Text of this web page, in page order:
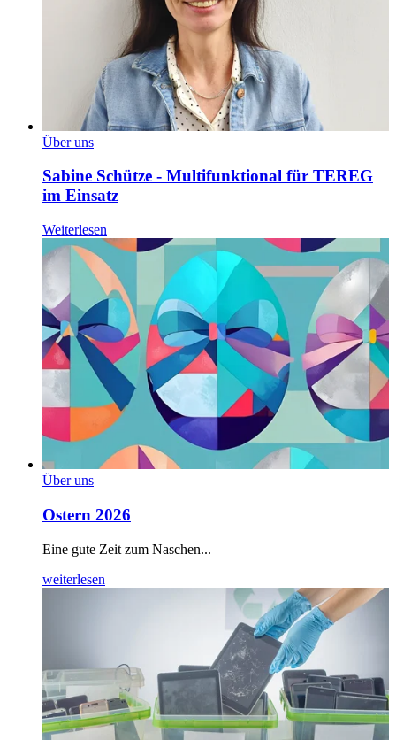
Über uns
Sabine Schütze - Multifunktional für TEREG
im Einsatz
Weiterlesen
Über uns
Ostern 2026
Eine gute Zeit zum Naschen...
weiterlesen